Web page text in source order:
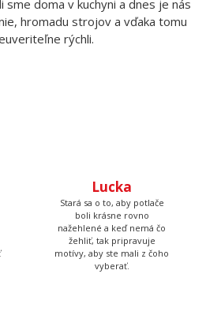
sme doma v kuchyni a dnes je nás
hromadu strojov a vďaka tomu
rýchli.
Lucka
Stará sa o to, aby potlače
boli krásne rovno
nažehlené a keď nemá čo
žehliť, tak pripravuje
motívy, aby ste mali z čoho
vyberať.